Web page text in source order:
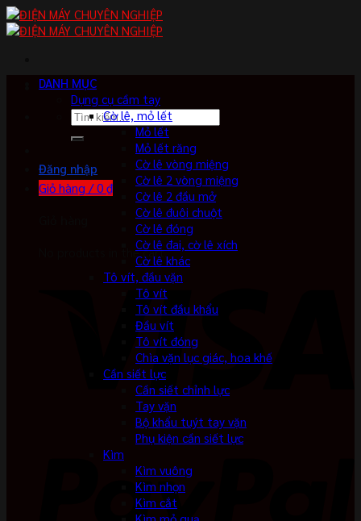
Skip
to
Tìm
kiếm:
Đăng nhập
Giỏ hàng /0 ₫
No products in the cart.
DANH MỤC
Dụng cụ cầm tay
Cờ lê, mỏ lết
Mỏ lết
Mỏ lết răng
Cờ lê vòng miệng
Cờ lê 2 vòng miệng
Cờ lê 2 đầu mở
Cờ lê đuôi chuột
Cờ lê đóng
Cờ lê đai, cờ lê xích
Cờ lê khác
Tô vít, đầu vặn
Tô vít
Tô vít đầu khẩu
Đầu vít
Tô vít đóng
Chìa vặn lục giác, hoa khế
Cần siết lực
Cần siết chỉnh lực
Tay vặn
Bộ khẩu tuýt tay vặn
Phụ kiện cần siết lực
Kìm
Kìm vuông
Kìm nhọn
Kìm cắt